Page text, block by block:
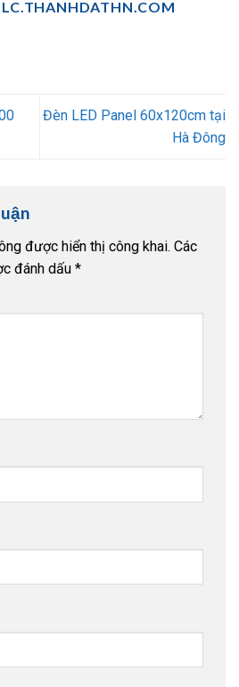
Đèn LED Panel 60x120cm tại
Hà Đông
được hiển thị công khai. Các
đánh dấu *